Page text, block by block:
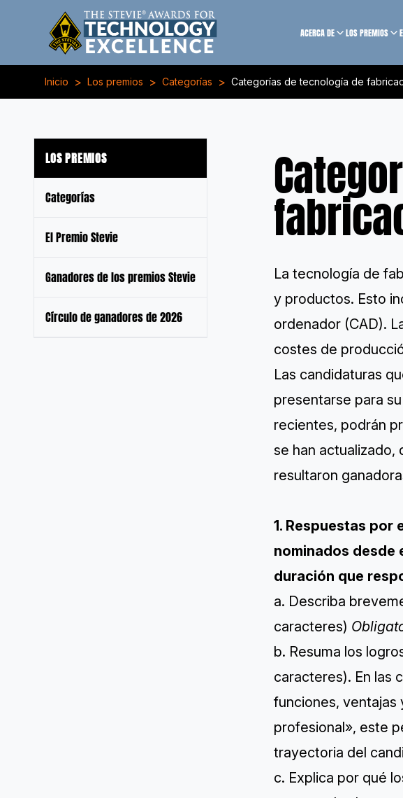
ACERCA DE LOS PREMIOS
Inicio > Los premios > Categorías > Categorías de tecnología de
LOS PREMIOS
Categorías
El Premio Stevie
Ganadores de los premios Stevie
Círculo de ganadores de 2026
La tecnología de
y productos. Esto
ordenador (CAD).
costes de
Las candidaturas
presentarse para
recientes, podrán
se han actualizado,
resultaron
1. Respuestas
nominados desde
duración que
a. Describa
caracteres)
b. Resuma los
caracteres). ​​En las
funciones, ventajas
profesional», este
trayectoria del
c. Explica por qué